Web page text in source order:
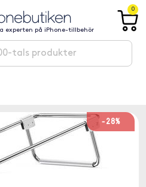
experten på iPhone-tillbehör
0
-28%